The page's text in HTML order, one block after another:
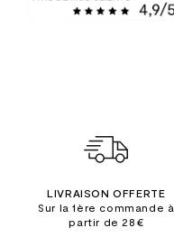
LIVRAISON OFFERTE
Sur la 1ère commande à
partir de 28€